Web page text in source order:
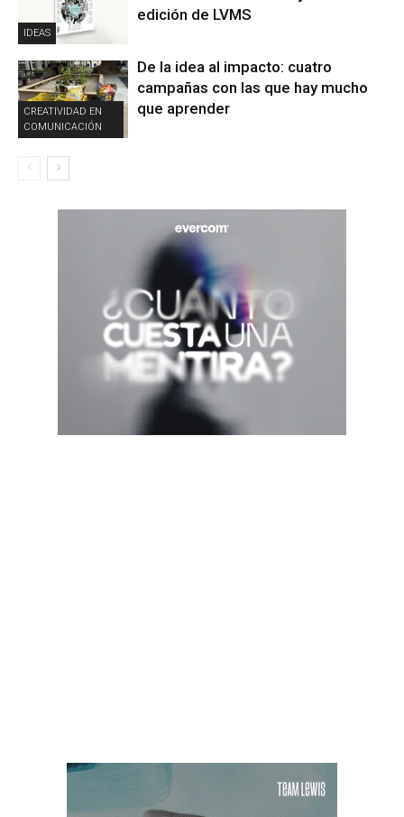
IDEAS
edición de LVMS
CREATIVIDAD EN
COMUNICACIÓN
De la idea al impacto: cuatro
campañas con las que hay mucho
que aprender